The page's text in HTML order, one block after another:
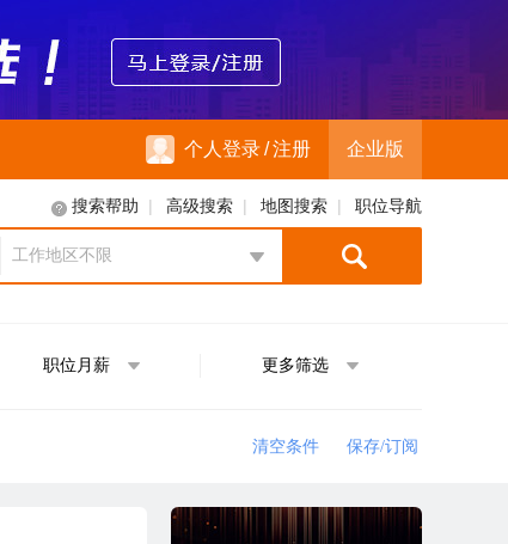
个人登录/注册 企业版
搜索帮助 | 高级搜索 | 地图搜索 | 职位导航
工作地区不限
职位月薪 更多筛选
清空条件 保存/订阅